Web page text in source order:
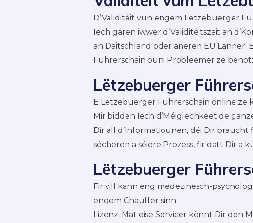
D’Validitéit vun engem Lëtzebuerger
Iech gären iwwer d’Validitéitszäit an
an Däitschland oder aneren EU
Führerschäin ouni Probleemer ze
Lëtzebuerger
E Lëtzebuerger Führerschäin online ze
Mir bidden Iech d’Méiglechkeet de
Dir all d’Informatiounen, déi Dir
sécheren a séiere Prozess, fir datt Dir
Lëtzebuerger
Fir vill kann eng medezinesch-
engem Chauffer sinn
Lizenz. Mat eise Servicer kënnt Dir den